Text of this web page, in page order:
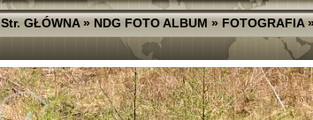
Str. GŁÓWNA»NDG FOTO ALBUM»FOTOGRAFIA